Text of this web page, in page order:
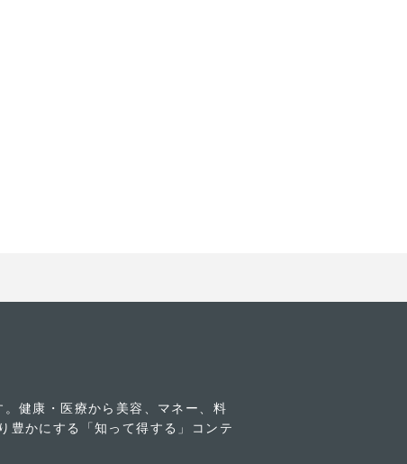
健康・医療から美容、マネー、料
豊かにする「知って得する」コンテ